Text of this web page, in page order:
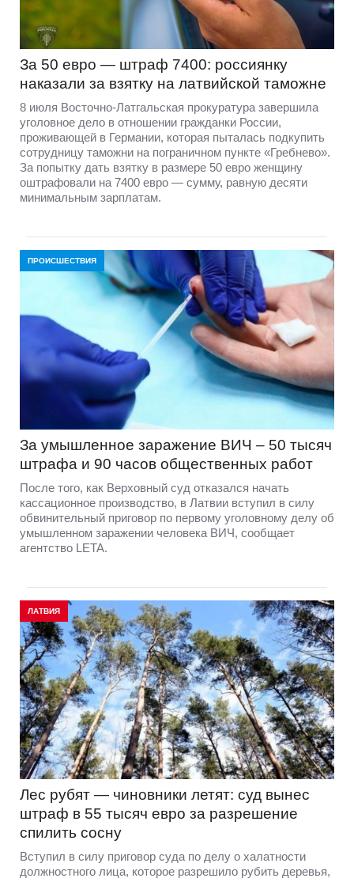
За 50 евро — штраф 7400: россиянку
наказали за взятку на латвийской таможне
8 июля Восточно-Латгальская прокуратура завершила
уголовное дело в отношении гражданки России,
проживающей в Германии, которая пыталась подкупить
сотрудницу таможни на пограничном пункте «Гребнево».
За попытку дать взятку в размере 50 евро женщину
оштрафовали на 7400 евро — сумму, равную десяти
минимальным зарплатам.
ПРОИСШЕСТВИЯ
За умышленное заражение ВИЧ – 50 тысяч
штрафа и 90 часов общественных работ
После того, как Верховный суд отказался начать
кассационное производство, в Латвии вступил в силу
обвинительный приговор по первому уголовному делу об
умышленном заражении человека ВИЧ, сообщает
агентство LETA.
ЛАТВИЯ
Лес рубят — чиновники летят: суд вынес
штраф в 55 тысяч евро за разрешение
спилить сосну
Вступил в силу приговор суда по делу о халатности
должностного лица, которое разрешило рубить деревья,